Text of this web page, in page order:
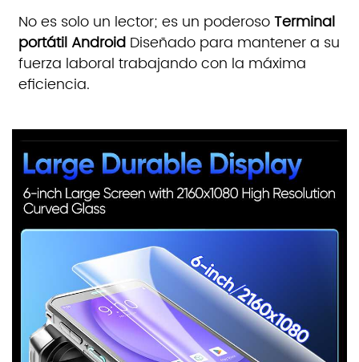
No es solo un lector; es un poderosoTerminal
portátil Android Diseñado para mantener a su
fuerza laboral trabajando con la máxima
eficiencia.